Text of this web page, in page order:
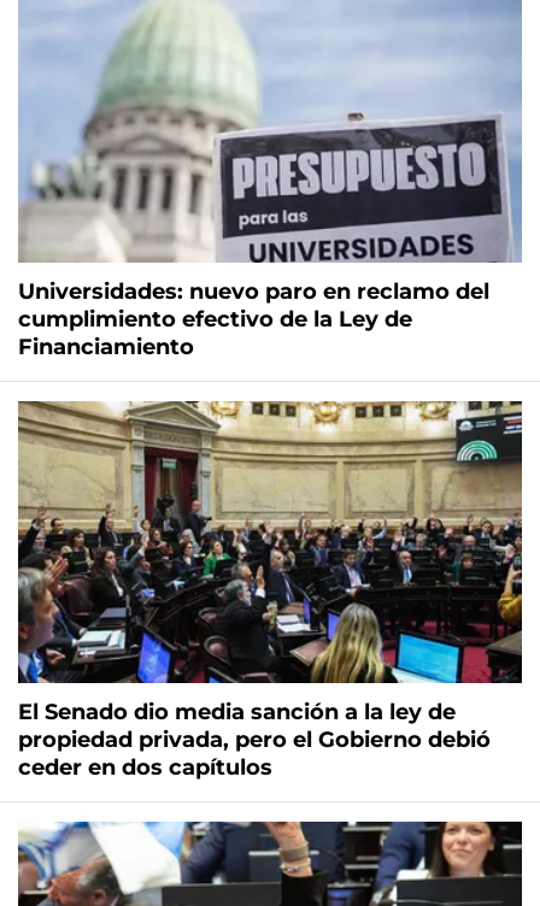
Universidades: nuevo paro en reclamo del
cumplimiento efectivo de la Ley de
Financiamiento
El Senado dio media sanción a la ley de
propiedad privada, pero el Gobierno debió
ceder en dos capítulos